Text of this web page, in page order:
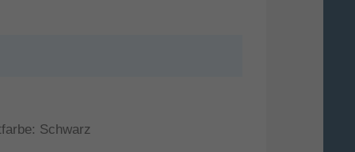
Schwarz